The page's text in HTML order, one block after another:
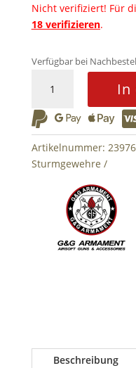
Nicht verifiziert! Für
18 verifizieren.
Verfügbar bei
MBR
556WH
S-
AEG
Menge
In
  
Artikelnummer: 23976
Sturmgewehre
Beschreibung